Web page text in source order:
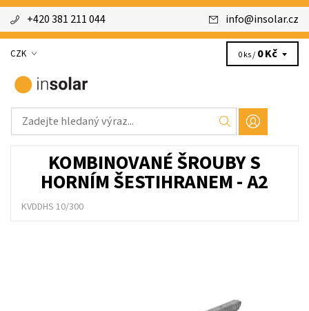
+420 381 211 044 info@insolar.cz
CZK 0 ks / 0 Kč
KOMBINOVANÉ ŠROUBY S
HORNÍM ŠESTIHRANEM - A2
KVDDHS 10/300